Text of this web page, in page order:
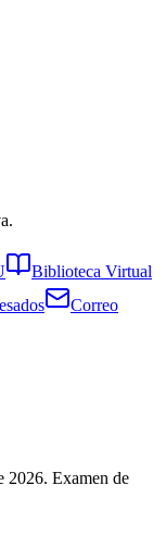
Biblioteca Virtual
Correo
2026. Examen de